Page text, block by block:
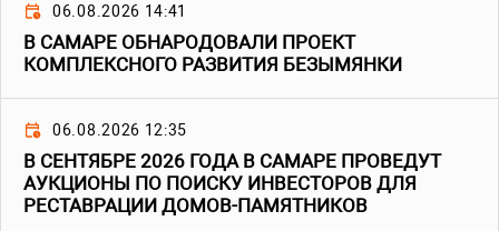
06.08.2026 14:41
В САМАРЕ ОБНАРОДОВАЛИ ПРОЕКТ
КОМПЛЕКСНОГО РАЗВИТИЯ БЕЗЫМЯНКИ
06.08.2026 12:35
В СЕНТЯБРЕ 2026 ГОДА В САМАРЕ ПРОВЕДУТ
АУКЦИОНЫ ПО ПОИСКУ ИНВЕСТОРОВ ДЛЯ
РЕСТАВРАЦИИ ДОМОВ-ПАМЯТНИКОВ